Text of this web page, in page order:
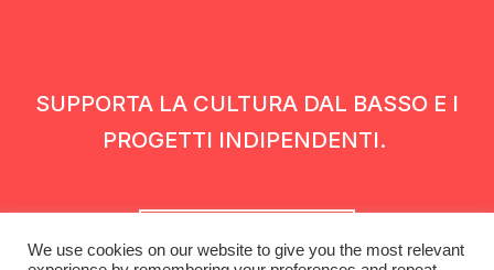
SUPPORTA LA CULTURA DAL BASSO E I
PROGETTI INDIPENDENTI.
We use cookies on our website to give you the most relevant